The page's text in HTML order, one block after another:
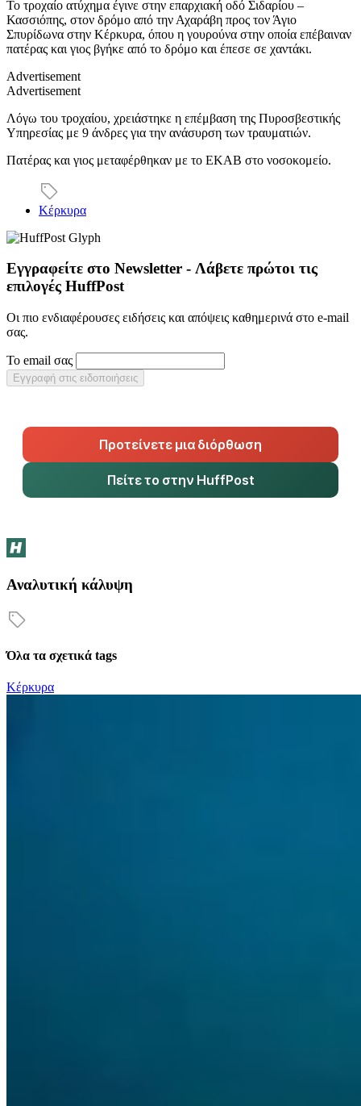
Το τροχαίο ατύχημα έγινε στην επαρχιακή οδό Σιδαρίου –
Κασσιόπης, στον δρόμο από την Αχαράβη προς τον Άγιο
Σπυρίδωνα στην Κέρκυρα, όπου η γουρούνα στην οποία επέβαιναν
πατέρας και γιος βγήκε από το δρόμο και έπεσε σε χαντάκι.
Advertisement
Advertisement
Λόγω του τροχαίου, χρειάστηκε η επέμβαση της Πυροσβεστικής
Υπηρεσίας με 9 άνδρες για την ανάσυρση των τραυματιών.
Πατέρας και γιος μεταφέρθηκαν με το ΕΚΑΒ στο νοσοκομείο.
Κέρκυρα
Εγγραφείτε στο Newsletter - Λάβετε πρώτοι τις
επιλογές HuffPost
Οι πιο ενδιαφέρουσες ειδήσεις και απόψεις καθημερινά στο e-mail
σας.
Το email σας
Εγγραφή στις ειδοποιήσεις
Προτείνετε μια διόρθωση
Πείτε το στην HuffPost
Αναλυτική κάλυψη
Όλα τα σχετικά tags
Κέρκυρα